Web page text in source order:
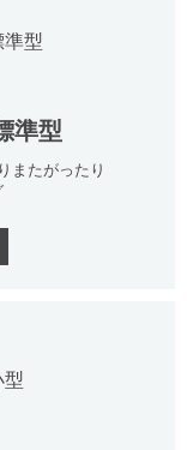
準型
またがったり